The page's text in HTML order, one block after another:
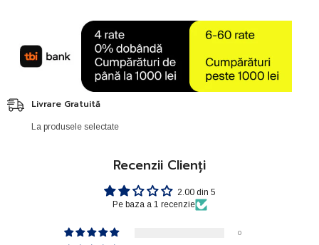
Livrare Gratuită
La produsele selectate
Recenzii Clienți
2.00 din 5
Pe baza a 1 recenzie
0